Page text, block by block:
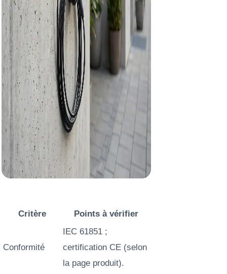
Critère Points à vérifier
Conformité
IEC 61851 ;
certification CE (selon
la page produit).